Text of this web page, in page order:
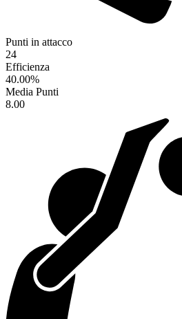
Punti in attacco
24
Efficienza
40.00%
Media Punti
8.00